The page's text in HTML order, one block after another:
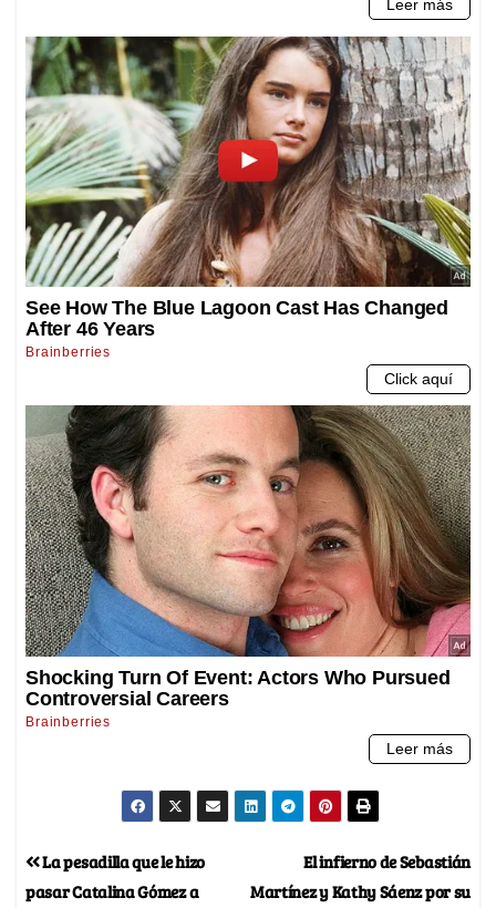
El infierno de Sebastián
Martínez y Kathy Sáenz por su
La pesadilla que le hizo
pasar Catalina Gómez a